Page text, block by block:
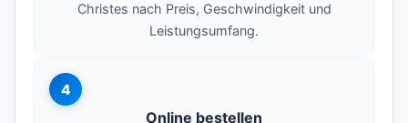
Christes nach Preis, Geschwindigkeit und
Leistungsumfang.
4
Online bestellen